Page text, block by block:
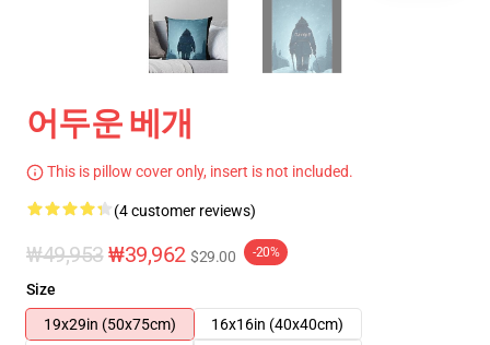
어두운 베개
This is pillow cover only, insert is not included.
(4 customer reviews)
₩49,953 ₩39,962 $29.00 -20%
Size
19x29in (50x75cm)
16x16in (40x40cm)